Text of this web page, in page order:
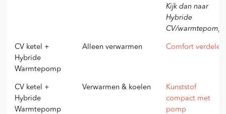
Kijk dan naar
Hybride
CV/warmtepomp.
CV ketel +
Hybride
Warmtepomp
Alleen verwarmen Comfort verdeler
CV ketel +
Hybride
Warmtepomp
Verwarmen & koelen
Kunststof
compact met
pomp